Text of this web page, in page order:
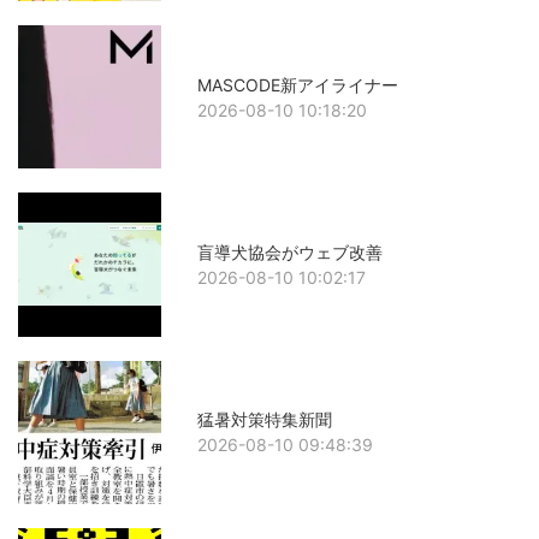
MASCODE新アイライナー
2026-08-10 10:18:20
盲導犬協会がウェブ改善
2026-08-10 10:02:17
猛暑対策特集新聞
2026-08-10 09:48:39